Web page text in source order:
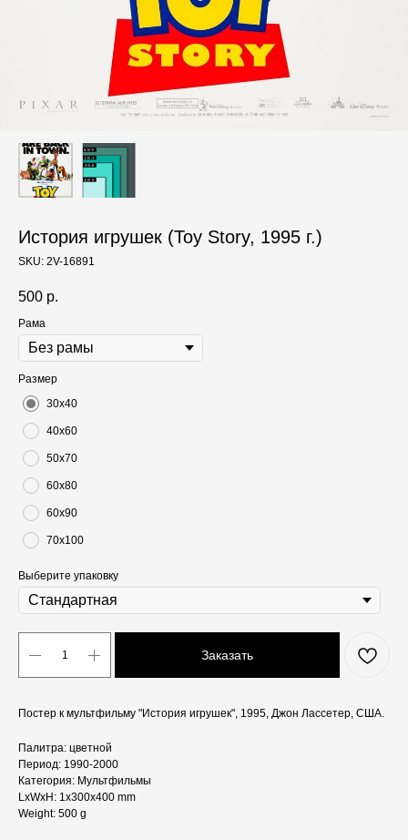
История игрушек (Toy Story, 1995 г.)
SKU: 2V-16891
500 р.
Рама
Размер
30х40
40х60
50х70
60х80
60х90
70х100
Выберите упаковку
Заказать
Постер к мультфильму "История игрушек", 1995, Джон Лассетер, США.
Палитра: цветной
Период: 1990-2000
Категория: Мультфильмы
LxWxH: 1x300x400 mm
Weight: 500 g